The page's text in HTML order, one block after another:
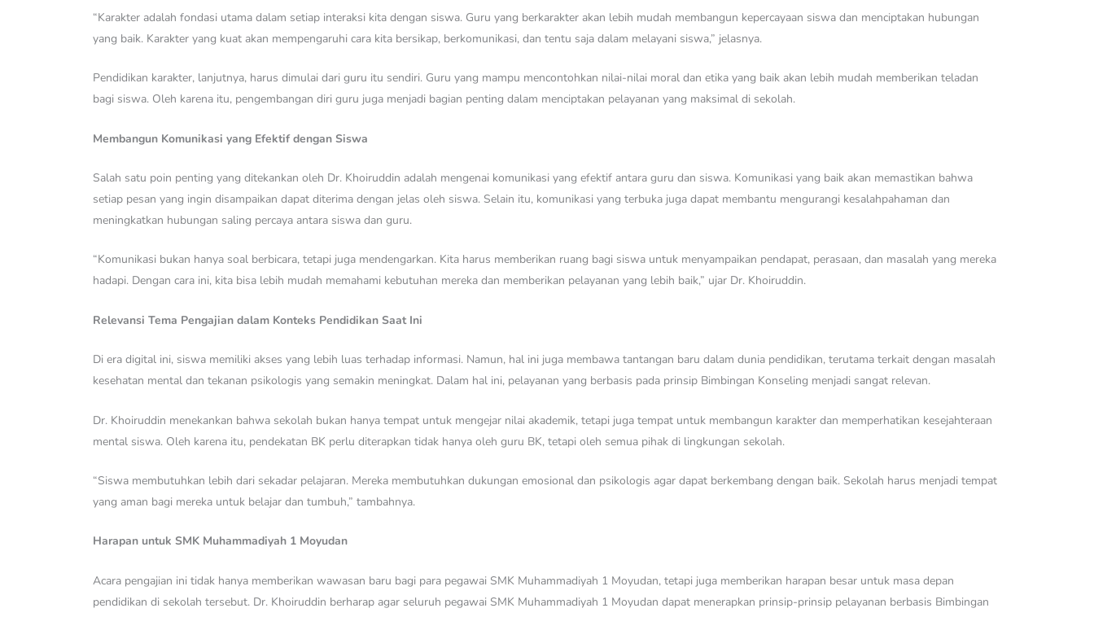
“Karakter adalah fondasi utama dalam setiap interaksi kita dengan siswa. Guru yang berkarakter akan lebih mudah membangun kepercayaan siswa dan menciptakan hubungan
yang baik. Karakter yang kuat akan mempengaruhi cara kita bersikap, berkomunikasi, dan tentu saja dalam melayani siswa,” jelasnya.
Pendidikan karakter, lanjutnya, harus dimulai dari guru itu sendiri. Guru yang mampu mencontohkan nilai-nilai moral dan etika yang baik akan lebih mudah memberikan teladan
bagi siswa. Oleh karena itu, pengembangan diri guru juga menjadi bagian penting dalam menciptakan pelayanan yang maksimal di sekolah.
Membangun Komunikasi yang Efektif dengan Siswa
Salah satu poin penting yang ditekankan oleh Dr. Khoiruddin adalah mengenai komunikasi yang efektif antara guru dan siswa. Komunikasi yang baik akan memastikan bahwa
setiap pesan yang ingin disampaikan dapat diterima dengan jelas oleh siswa. Selain itu, komunikasi yang terbuka juga dapat membantu mengurangi kesalahpahaman dan
meningkatkan hubungan saling percaya antara siswa dan guru.
“Komunikasi bukan hanya soal berbicara, tetapi juga mendengarkan. Kita harus memberikan ruang bagi siswa untuk menyampaikan pendapat, perasaan, dan masalah yang mereka
hadapi. Dengan cara ini, kita bisa lebih mudah memahami kebutuhan mereka dan memberikan pelayanan yang lebih baik,” ujar Dr. Khoiruddin.
Relevansi Tema Pengajian dalam Konteks Pendidikan Saat Ini
Di era digital ini, siswa memiliki akses yang lebih luas terhadap informasi. Namun, hal ini juga membawa tantangan baru dalam dunia pendidikan, terutama terkait dengan masalah
kesehatan mental dan tekanan psikologis yang semakin meningkat. Dalam hal ini, pelayanan yang berbasis pada prinsip Bimbingan Konseling menjadi sangat relevan.
Dr. Khoiruddin menekankan bahwa sekolah bukan hanya tempat untuk mengejar nilai akademik, tetapi juga tempat untuk membangun karakter dan memperhatikan kesejahteraan
mental siswa. Oleh karena itu, pendekatan BK perlu diterapkan tidak hanya oleh guru BK, tetapi oleh semua pihak di lingkungan sekolah.
“Siswa membutuhkan lebih dari sekadar pelajaran. Mereka membutuhkan dukungan emosional dan psikologis agar dapat berkembang dengan baik. Sekolah harus menjadi tempat
yang aman bagi mereka untuk belajar dan tumbuh,” tambahnya.
Harapan untuk SMK Muhammadiyah 1 Moyudan
Acara pengajian ini tidak hanya memberikan wawasan baru bagi para pegawai SMK Muhammadiyah 1 Moyudan, tetapi juga memberikan harapan besar untuk masa depan
pendidikan di sekolah tersebut. Dr. Khoiruddin berharap agar seluruh pegawai SMK Muhammadiyah 1 Moyudan dapat menerapkan prinsip-prinsip pelayanan berbasis Bimbingan